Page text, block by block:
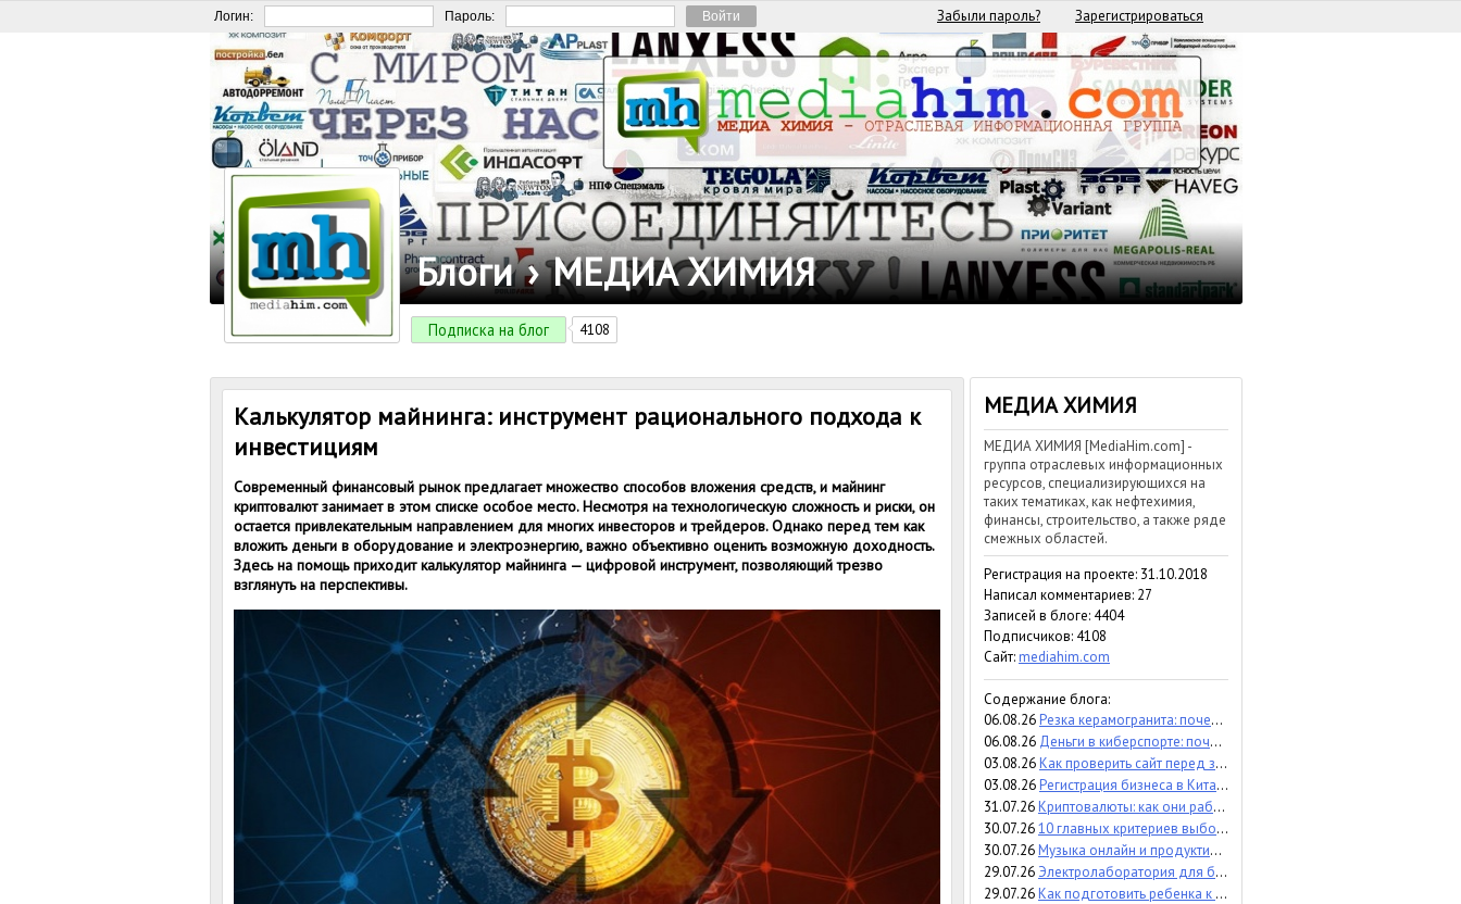
Логин: Пароль: Забыли пароль? Зарегистрироваться
Блоги › МЕДИА ХИМИЯ
Подписка на блог 4108
Калькулятор майнинга: инструмент рационального подхода к
инвестициям
Современный финансовый рынок предлагает множество способов вложения средств, и майнинг
криптовалют занимает в этом списке особое место. Несмотря на технологическую сложность и риски, он
остается привлекательным направлением для многих инвесторов и трейдеров. Однако перед тем как
вложить деньги в оборудование и электроэнергию, важно объективно оценить возможную доходность.
Здесь на помощь приходит калькулятор майнинга — цифровой инструмент, позволяющий трезво
взглянуть на перспективы.
МЕДИА ХИМИЯ
МЕДИА ХИМИЯ [MediaHim.com] -
группа отраслевых информационных
ресурсов, специализирующихся на
таких тематиках, как нефтехимия,
финансы, строительство, а также ряде
смежных областей.
Регистрация на проекте: 31.10.2018
Написал комментариев: 27
Записей в блоге: 4404
Подписчиков: 4108
Сайт:mediahim.com
Содержание блога:
06.08.26Резка керамогранита: почему точность влияет на результат и расходы
06.08.26 Деньги в киберспорте: почему инвесторы вкладываются в бренд команды, а не в игрока (мнение)
03.08.26Как проверить сайт перед запуском - пошаговый аудит и контроль
03.08.26Регистрация бизнеса в Китае: что важно знать перед выходом на рынок
31.07.26Криптовалюты: как они работают, какие бывают и чем отличаются
30.07.2610 главных критериев выбора аттракционов для бизнеса
30.07.26Музыка онлайн и продуктивность: помогает сосредоточиться или отвлекает?
29.07.26 Электролаборатория для бизнеса: когда и зачем проверять электроустановки
29.07.26Как подготовить ребенка к процедуре УЗИ